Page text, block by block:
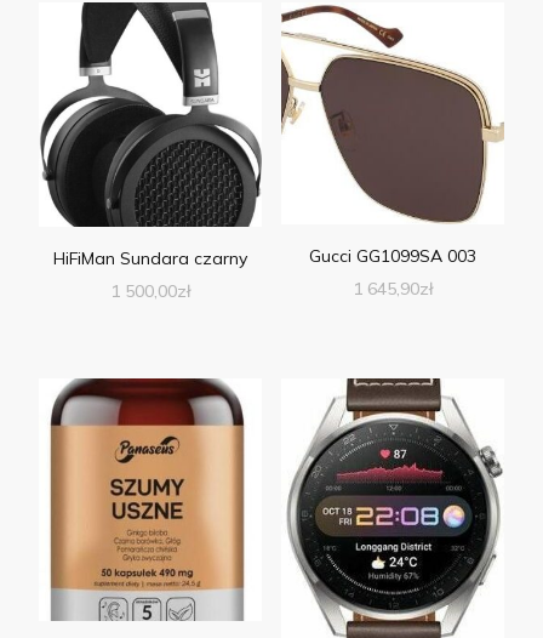
HiFiMan Sundara czarny
1 500,00zł
Gucci GG1099SA 003
1 645,90zł